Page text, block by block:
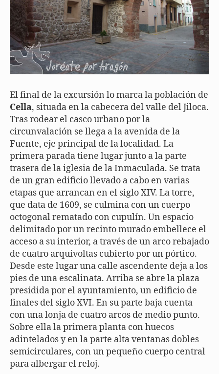
El final de la excursión lo marca la población de
Cella, situada en la cabecera del valle del Jiloca.
Tras rodear el casco urbano por la
circunvalación se llega a la avenida de la
Fuente, eje principal de la localidad. La
primera parada tiene lugar junto a la parte
trasera de la iglesia de la Inmaculada. Se trata
de un gran edificio llevado a cabo en varias
etapas que arrancan en el siglo XIV. La torre,
que data de 1609, se culmina con un cuerpo
octogonal rematado con cupulín. Un espacio
delimitado por un recinto murado embellece el
acceso a su interior, a través de un arco rebajado
de cuatro arquivoltas cubierto por un pórtico.
Desde este lugar una calle ascendente deja a los
pies de una escalinata. Arriba se abre la plaza
presidida por el ayuntamiento, un edificio de
finales del siglo XVI. En su parte baja cuenta
con una lonja de cuatro arcos de medio punto.
Sobre ella la primera planta con huecos
adintelados y en la parte alta ventanas dobles
semicirculares, con un pequeño cuerpo central
para albergar el reloj.